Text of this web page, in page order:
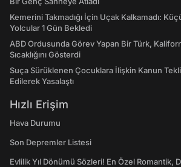
Kemerini Takmadığı İçin Uçak Kalkamadı:
Yolcular 1 Gün Bekledi
ABD Ordusunda Görev Yapan Bir Türk,
Sıcaklığını Gösterdi
Suça Sürüklenen Çocuklara İlişkin Kanun
Edilerek Yasalaştı
Hızlı Erişim
Hava Durumu
Son Depremler Listesi
Evlilik Yıl Dönümü Sözleri! En Özel Romantik,